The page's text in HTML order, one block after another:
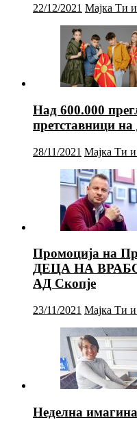
22/12/2021 Мајка Ти
Над 600.000
претставници
28/11/2021 Мајка Ти
Промоција на
ДЕЦА НА
АД Скопје
23/11/2021 Мајка Ти
Неделна